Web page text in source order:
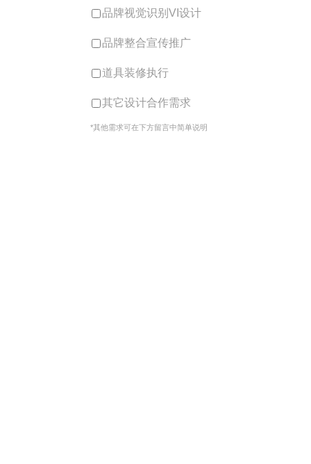
品牌视觉识别VI设计
品牌整合宣传推广
道具装修执行
其它设计合作需求
*其他需求可在下方留言中简单说明